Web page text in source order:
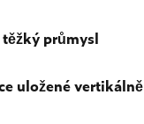
průmysl
uložené vertikálně